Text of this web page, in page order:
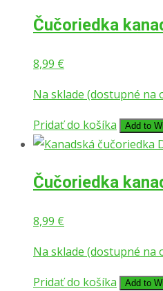
Čučoriedka
8,99 €
Na sklade (dostupné na
Pridať do košíka
Add to
Čučoriedka
8,99 €
Na sklade (dostupné na
Pridať do košíka
Add to